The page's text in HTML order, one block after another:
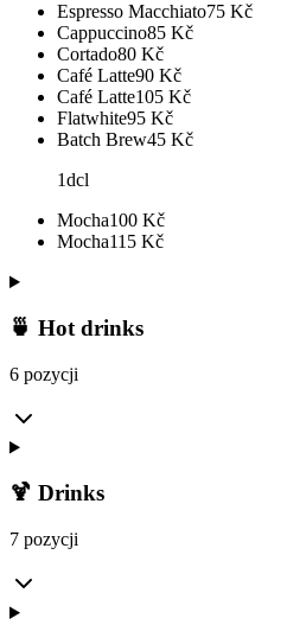
Espresso Macchiato75 Kč
Cappuccino85 Kč
Cortado80 Kč
Café Latte90 Kč
Café Latte105 Kč
Flatwhite95 Kč
Batch Brew45 Kč
1dcl
Mocha100 Kč
Mocha115 Kč
🍵 Hot drinks
6 pozycji
🍹 Drinks
7 pozycji